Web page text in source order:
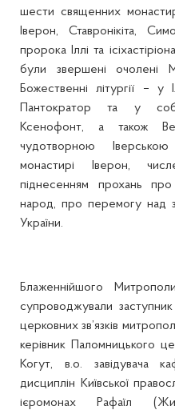
шести священних
Іверон, Ставронікіта,
пророка Іллі та
були звершені очолені
Божественні літургії – у
Пантократор та у
Ксенофонт, а також
чудотворною
монастирі Іверон,
піднесенням прохань про
народ, про перемогу над
України.
Блаженнійшого
супроводжували заступник
церковних зв’язків
керівник Паломницького
Когут, в.о. завідувача
дисциплін Київської
ієромонах Рафаїл